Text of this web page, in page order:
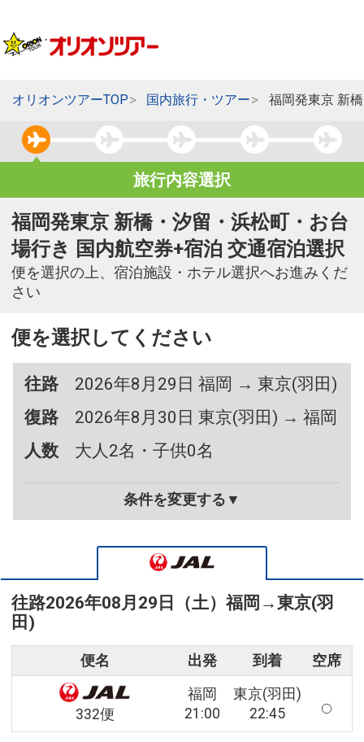
オリオンツアーTOP 国内旅行・ツアー 福岡発東京 新
旅行内容選択
福岡発東京 新橋・汐留・浜松町・お台
場行き 国内航空券+宿泊 交通宿泊選択
便を選択の上、宿泊施設・ホテル選択へお進みくだ
さい
便を選択してください
往路
2026年8月29日 福岡 → 東京(羽田)
復路
2026年8月30日 東京(羽田) → 福岡
人数
大人2名・子供0名
条件を変更する▼
往路2026年08月29日（土）福岡 →東京(羽
田)
便名 出発 到着 空席
332便
福岡
21:00
東京(羽田)
22:45